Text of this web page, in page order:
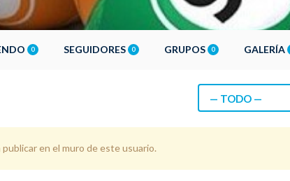
0 SEGUIDORES 0 GRUPOS 0 GALERÍA
— TODO —
publicar en el muro de este usuario.